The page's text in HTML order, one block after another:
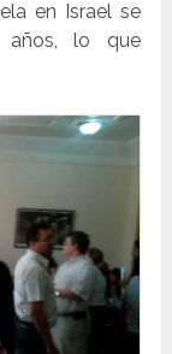
en Israel se
años, lo que